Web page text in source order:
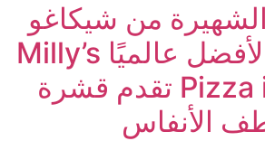
الشهيرة من شيكاغو
تُصنَّف بين الأفضل عالميًا Milly’s
Pizza in the Pan تقدم قشرة
الأنفاس